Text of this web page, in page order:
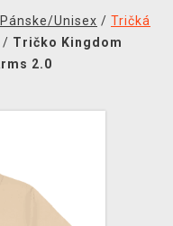
Pánske/Unisex / Tričká
/ Tričko Kingdom
2.0